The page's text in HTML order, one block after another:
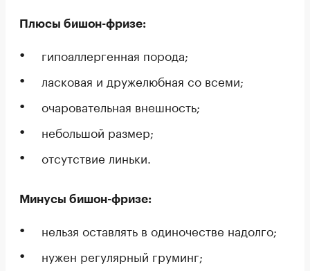
Плюсы бишон-фризе:
гипоаллергенная порода;
ласковая и дружелюбная со всеми;
очаровательная внешность;
небольшой размер;
отсутствие линьки.
Минусы бишон-фризе:
нельзя оставлять в одиночестве надолго;
нужен регулярный груминг;